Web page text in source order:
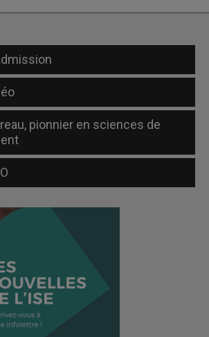
pionnier en sciences de